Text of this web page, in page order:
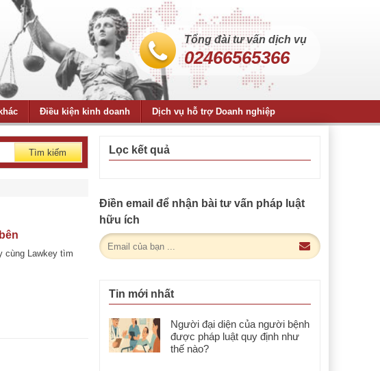
Tổng đài tư vấn dịch vụ
02466565366
Điều kiện kinh doanh Dịch vụ hỗ trợ Doanh nghiệp
Tìm kiếm
cùng Lawkey tìm
Lọc kết quả
Điền email để nhận bài tư vấn pháp luật
hữu ích
Tin mới nhất
Người đại diện của người bệnh
được pháp luật quy định như
thế nào?